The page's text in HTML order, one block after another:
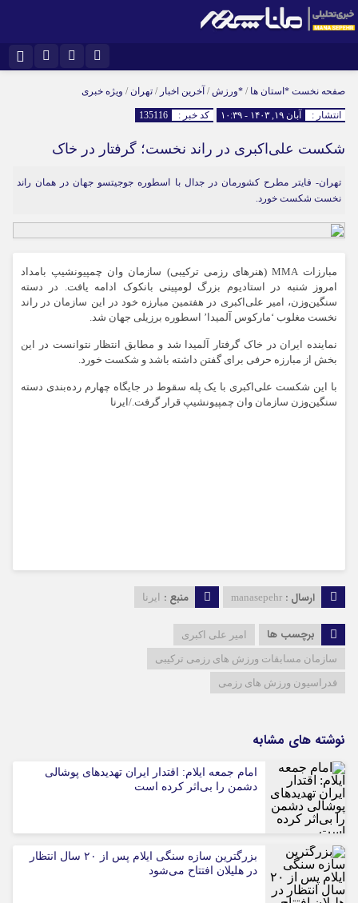
اینستاگرام تلگرام
سروش ایتا
آپارات رمز عبور
صفحه نخست *استان ها / *ورزش/ آخرین اخبار / تهران/ ویژه خبری
انتشار : آبان ۱۹, ۱۴۰۳ - ۱۰:۳۹ کد خبر : 135116
شکست علی‌اکبری در راند نخست؛ گرفتار در خاک
تهران- فایتر مطرح کشورمان در جدال با اسطوره جوجیتسو جهان در همان‌ راند
نخست شکست خورد.
مبارزات MMA (هنرهای رزمی ترکیبی) سازمان وان چمپیونشیپ‌ بامداد
امروز شنبه در استادیوم بزرگ لومپینی بانکوک ادامه یافت. در دسته
سنگین‌وزن، امیر علی‌اکبری در هفتمین مبارزه خود در این سازمان در راند
نخست مغلوب ‘مارکوس آلمیدا’ اسطوره برزیلی جهان شد.
نماینده ایران در خاک گرفتار آلمیدا شد و مطابق انتظار نتوانست در این
بخش از مبارزه حرفی برای گفتن داشته باشد و شکست خورد.
با این شکست علی‌اکبری با یک پله سقوط در جایگاه چهارم رده‌بندی دسته
سنگین‌وزن سازمان وان چمپیونشیپ‌ قرار گرفت./ایرنا
ارسال : manasepehr منبع : ایرنا
برچسب ها
امیر علی اکبری
سازمان مسابقات ورزش های رزمی ترکیبی
فدراسیون ورزش های رزمی
نوشته های مشابه
امام جمعه ایلام: اقتدار ایران تهدیدهای پوشالی
دشمن را بی‌اثر کرده است
بزرگترین سازه سنگی ایلام پس از ۲۰ سال انتظار
در هلیلان افتتاح می‌شود